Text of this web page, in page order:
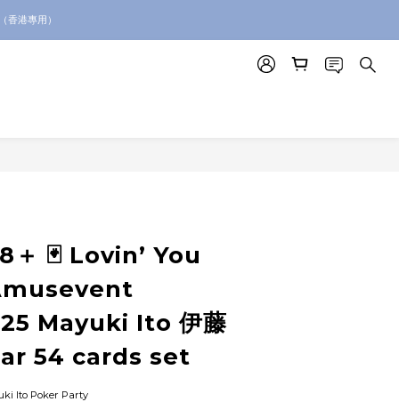
詢代購服務
港專用）
＋ 🃏 Lovin’ You
Mayuki Ito 伊藤
54 cards set
Ito Poker Party